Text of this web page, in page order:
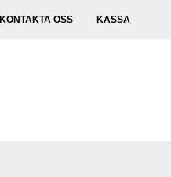
KONTAKTA OSS KASSA